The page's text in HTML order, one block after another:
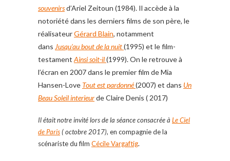
souvenirsd’Ariel Zeitoun (1984). Il accède à la
notoriété dans les derniers films de son père, le
réalisateurGérard Blain, notamment
dans Jusqu’au bout de la nuit(1995) et le film-
testament Ainsi soit-il(1999). On le retrouve à
l’écran en 2007 dans le premier film de Mia
Hansen-Love Tout est pardonné(2007) et dans Un
Beau Soleil interieurde Claire Denis ( 2017)
Il était notre invité lors de la séance consacrée à Le Ciel
de Paris( octobre 2017), en compagnie de la
scénariste du film Cécile Vargaftig.